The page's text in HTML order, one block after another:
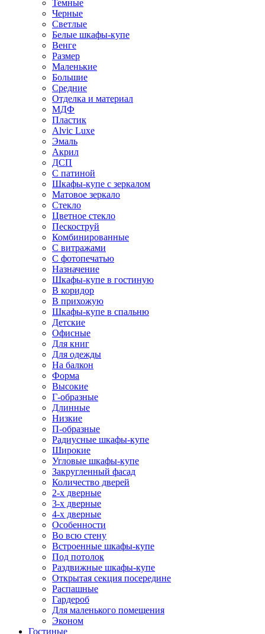
Темные
Черные
Светлые
Белые шкафы-купе
Венге
Размер
Маленькие
Большие
Средние
Отделка и материал
МДФ
Пластик
Alvic Luxe
Эмаль
Акрил
ДСП
С патиной
Шкафы-купе с зеркалом
Матовое зеркало
Стекло
Цветное стекло
Пескоструй
Комбинированные
С витражами
С фотопечатью
Назначение
Шкафы-купе в гостиную
В коридор
В прихожую
Шкафы-купе в спальню
Детские
Офисные
Для книг
Для одежды
На балкон
Форма
Высокие
Г-образные
Длинные
Низкие
П-образные
Радиусные шкафы-купе
Широкие
Угловые шкафы-купе
Закругленный фасад
Количество дверей
2-х дверные
3-х дверные
4-х дверные
Особенности
Во всю стену
Встроенные шкафы-купе
Под потолок
Раздвижные шкафы-купе
Открытая секция посередине
Распашные
Гардероб
Для маленького помещения
Эконом
Гостиные